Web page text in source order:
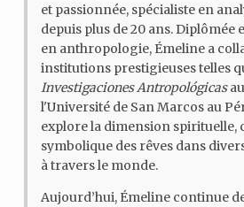
et passionnée, spécialiste en
depuis plus de 20 ans. Diplômée
en anthropologie, Émeline a
institutions prestigieuses telles
Investigaciones Antropológicas
l'Université de San Marcos au
explore la dimension spirituelle,
symbolique des rêves dans
à travers le monde.
Aujourd’hui, Émeline continue